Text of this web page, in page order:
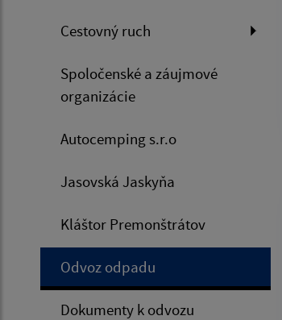
Cestovný ruch
Spoločenské a záujmové
organizácie
Autocemping s.r.o
Jasovská Jaskyňa
Kláštor Premonštrátov
Odvoz odpadu
Dokumenty k odvozu